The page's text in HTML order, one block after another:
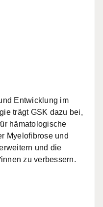
Entwicklung im
trägt GSK dazu bei,
hämatologische
Myelofibrose und
und die
zu verbessern.